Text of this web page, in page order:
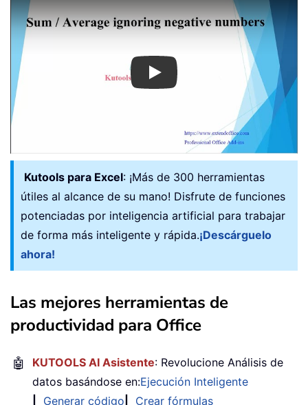
Play
Kutools para Excel: ¡Más de 300 herramientas
útiles al alcance de su mano! Disfrute de funciones
potenciadas por inteligencia artificial para trabajar
de forma más inteligente y rápida.¡Descárguelo
ahora!
Las mejores herramientas de
productividad para Office
🤖 KUTOOLS AI Asistente: Revolucione Análisis de
datos basándose en:Ejecución Inteligente
Generar código
Crear fórmulas